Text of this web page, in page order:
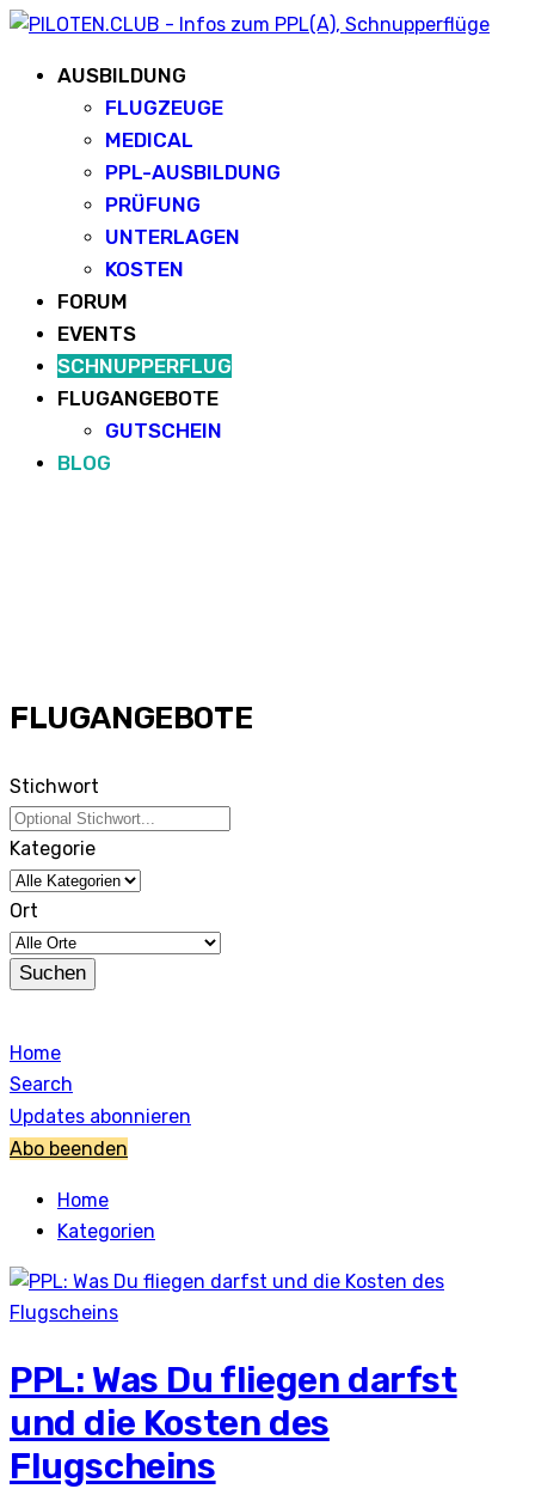
AUSBILDUNG
FLUGZEUGE
MEDICAL
PPL-AUSBILDUNG
PRÜFUNG
UNTERLAGEN
KOSTEN
FORUM
EVENTS
SCHNUPPERFLUG
FLUGANGEBOTE
GUTSCHEIN
BLOG
FLUGANGEBOTE
Stichwort
Kategorie
Ort
Suchen
Home
Search
Updates abonnieren
Abo beenden
Home
Kategorien
PPL: Was Du fliegen darfst
und die Kosten des
Flugscheins